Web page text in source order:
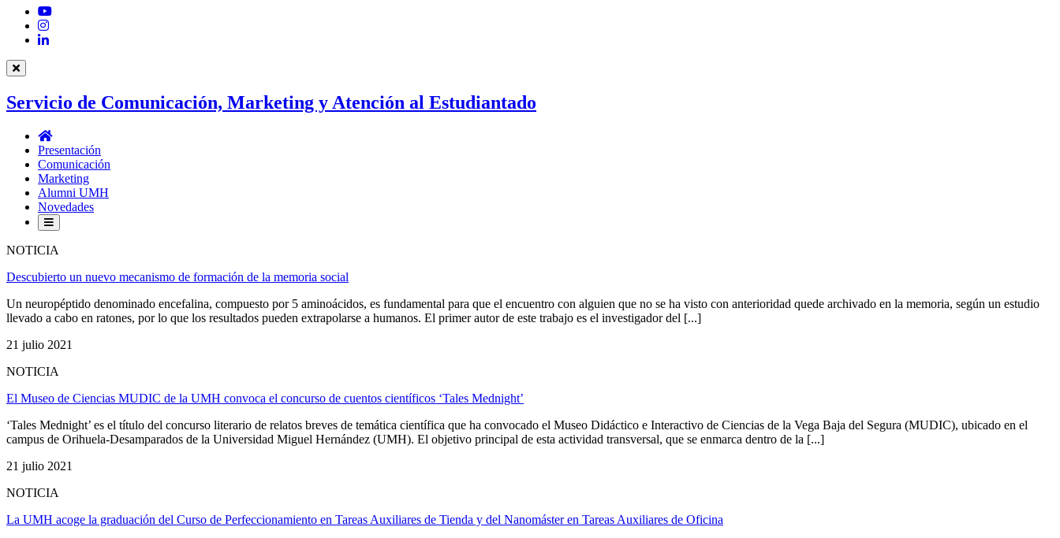
YouTube
Instagram
LinkedIn
Servicio de Comunicación, Marketing y Atención al Estudiantado
Servicio
de
Comunicación,
Marketing
y
Atención
al
Estudiantado
Presentación
Comunicación
Marketing
Alumni UMH
Novedades
NOTICIA
Descubierto un nuevo mecanismo de formación de la memoria social
Un neuropéptido denominado encefalina, compuesto por 5 aminoácidos, es fundamental para que el encuentro con alguien que no se ha visto con anterioridad quede archivado en la memoria, según un estudio
llevado a cabo en ratones, por lo que los resultados pueden extrapolarse a humanos. El primer autor de este trabajo es el investigador del [...]
21 julio 2021
NOTICIA
El Museo de Ciencias MUDIC de la UMH convoca el concurso de cuentos científicos ‘Tales Mednight’
‘Tales Mednight’ es el título del concurso literario de relatos breves de temática científica que ha convocado el Museo Didáctico e Interactivo de Ciencias de la Vega Baja del Segura (MUDIC), ubicado en el
campus de Orihuela-Desamparados de la Universidad Miguel Hernández (UMH). El objetivo principal de esta actividad transversal, que se enmarca dentro de la [...]
21 julio 2021
NOTICIA
La UMH acoge la graduación del Curso de Perfeccionamiento en Tareas Auxiliares de Tienda y del Nanomáster en Tareas Auxiliares de Oficina